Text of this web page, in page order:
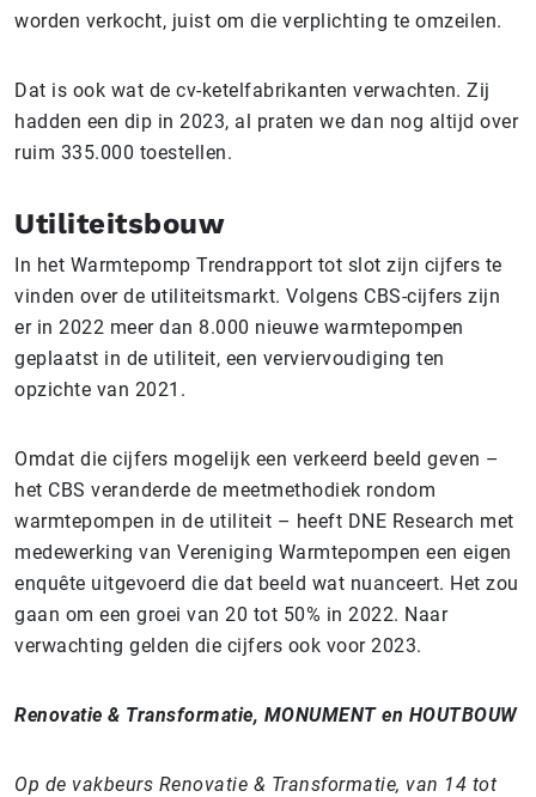
worden verkocht, juist om die verplichting te omzeilen.
Dat is ook wat de cv-ketelfabrikanten verwachten. Zij
hadden een dip in 2023, al praten we dan nog altijd over
ruim 335.000 toestellen.
Utiliteitsbouw
In het Warmtepomp Trendrapport tot slot zijn cijfers te
vinden over de utiliteitsmarkt. Volgens CBS-cijfers zijn
er in 2022 meer dan 8.000 nieuwe warmtepompen
geplaatst in de utiliteit, een verviervoudiging ten
opzichte van 2021.
Omdat die cijfers mogelijk een verkeerd beeld geven –
het CBS veranderde de meetmethodiek rondom
warmtepompen in de utiliteit – heeft DNE Research met
medewerking van Vereniging Warmtepompen een eigen
enquête uitgevoerd die dat beeld wat nuanceert. Het zou
gaan om een groei van 20 tot 50% in 2022. Naar
verwachting gelden die cijfers ook voor 2023.
Renovatie & Transformatie, MONUMENT en HOUTBOUW
Op de vakbeurs Renovatie & Transformatie, van 14 tot